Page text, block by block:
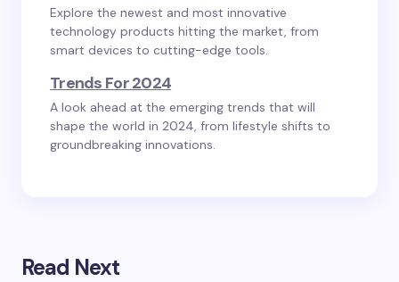
Explore the newest and most innovative
technology products hitting the market, from
smart devices to cutting-edge tools.
Trends For 2024
A look ahead at the emerging trends that will
shape the world in 2024, from lifestyle shifts to
groundbreaking innovations.
Read Next